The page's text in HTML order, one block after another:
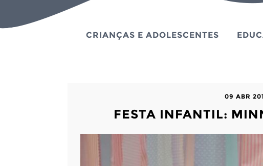
CRIANÇAS E ADOLESCENTES
09 ABR
FESTA INFANTIL: